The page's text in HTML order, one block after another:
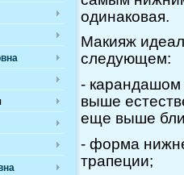
одинаковая.
Макияж
следующем:
- карандашом
выше
еще выше
- форма
трапеции;